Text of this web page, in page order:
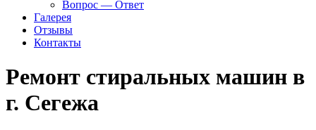
Вопрос — Ответ
Галерея
Отзывы
Контакты
Ремонт стиральных машин в
г. Сегежа